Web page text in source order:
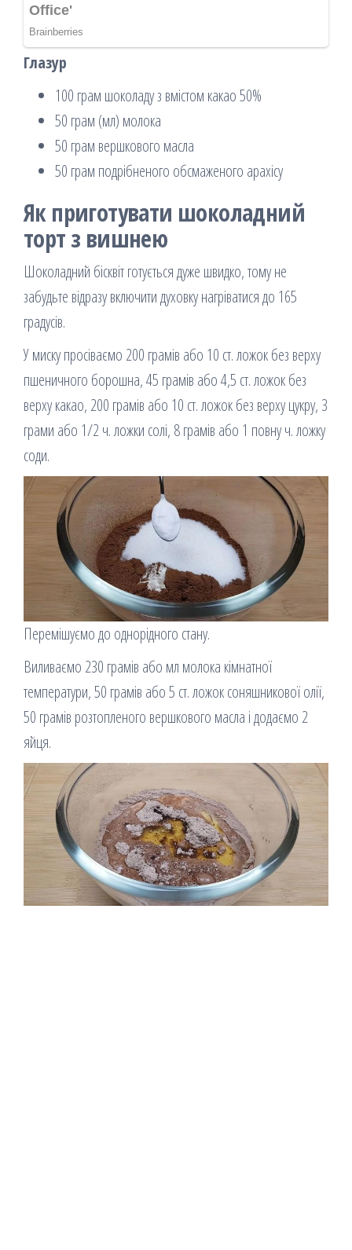
Глазур
100 грам шоколаду з вмістом какао 50%
50 грам (мл) молока
50 грам вершкового масла
50 грам подрібненого обсмаженого арахісу
Як приготувати шоколадний
торт з вишнею
Шоколадний бісквіт готується дуже швидко, тому не
забудьте відразу включити духовку нагріватися до 165
градусів.
У миску просіваємо 200 грамів або 10 ст. ложок без верху
пшеничного борошна, 45 грамів або 4,5 ст. ложок без
верху какао, 200 грамів або 10 ст. ложок без верху цукру, 3
грами або 1/2 ч. ложки солі, 8 грамів або 1 повну ч. ложку
соди.
Перемішуємо до однорідного стану.
Виливаємо 230 грамів або мл молока кімнатної
температури, 50 грамів або 5 ст. ложок соняшникової олії,
50 грамів розтопленого вершкового масла і додаємо 2
яйця.